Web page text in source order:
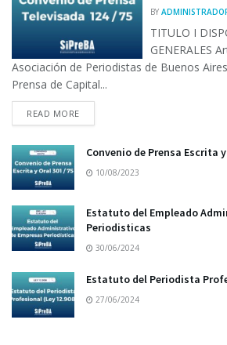
BY
TITULO I
GENERALES
Asociación de Periodistas de Buenos
Prensa de Capital...
READ MORE
Convenio de Prensa Escrita
10/08/2023
Estatuto del Empleado
Periodisticas
30/06/2024
Estatuto del Periodista
27/06/2024